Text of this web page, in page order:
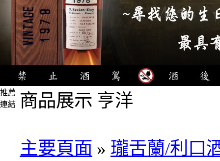
推薦
連結 商品展示 亨洋
主要頁面 » 瓏舌蘭/利口